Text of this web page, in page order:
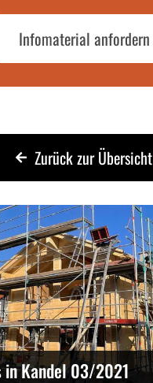
Infomaterial anfordern
Zurück zur Übersicht
Kandel 03/2021